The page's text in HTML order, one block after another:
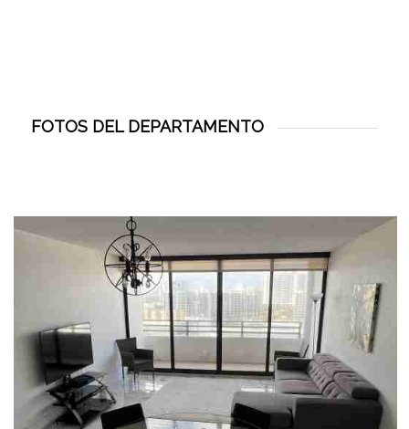
FOTOS DEL DEPARTAMENTO